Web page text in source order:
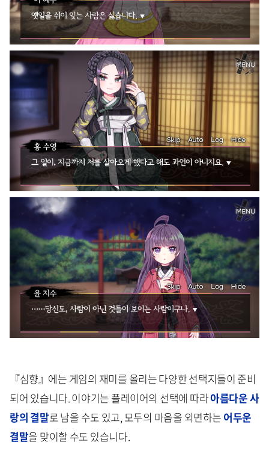
『심향』에는 게임의 재미를 올리는 다양한 선택지들이 준비
되어 있습니다. 이야기는 플레이어의 선택에 따라아름다운 사
랑의 결말로 남을 수도 있고, 모두의 마음을 외면하는 어두운
결말을 맞이할 수도 있습니다.